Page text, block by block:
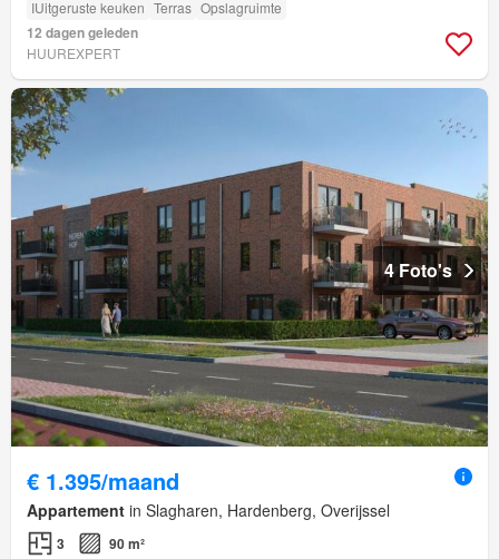
IUitgeruste keuken Terras Opslagruimte
12 dagen geleden
HUUREXPERT
4 Foto's
€ 1.395/maand
Appartement in Slagharen, Hardenberg, Overijssel
3 90 m²